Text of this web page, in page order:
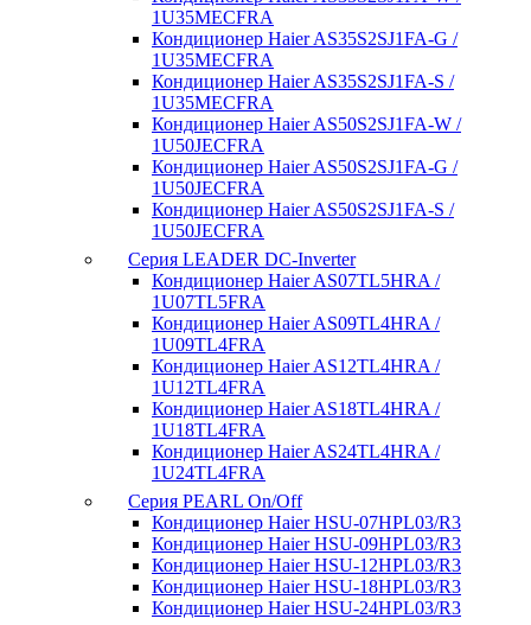
1U35MECFRA
Кондиционер Haier AS35S2SJ1FA-G /
1U35MECFRA
Кондиционер Haier AS35S2SJ1FA-S /
1U35MECFRA
Кондиционер Haier AS50S2SJ1FA-W /
1U50JECFRA
Кондиционер Haier AS50S2SJ1FA-G /
1U50JECFRA
Кондиционер Haier AS50S2SJ1FA-S /
1U50JECFRA
Серия LEADER DC-Inverter
Кондиционер Haier AS07TL5HRA /
1U07TL5FRA
Кондиционер Haier AS09TL4HRA /
1U09TL4FRA
Кондиционер Haier AS12TL4HRA /
1U12TL4FRA
Кондиционер Haier AS18TL4HRA /
1U18TL4FRA
Кондиционер Haier AS24TL4HRA /
1U24TL4FRA
Серия PEARL On/Off
Кондиционер Haier HSU-07HPL03/R3
Кондиционер Haier HSU-09HPL03/R3
Кондиционер Haier HSU-12HPL03/R3
Кондиционер Haier HSU-18HPL03/R3
Кондиционер Haier HSU-24HPL03/R3